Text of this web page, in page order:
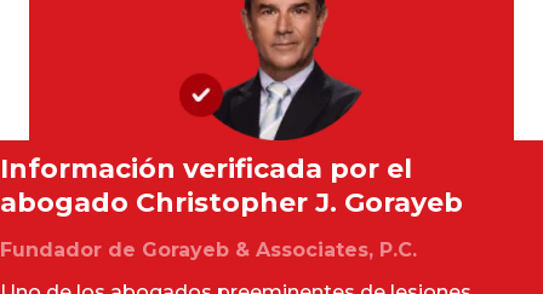
Información verificada por el
abogado Christopher J. Gorayeb
Fundador de Gorayeb & Associates, P.C.